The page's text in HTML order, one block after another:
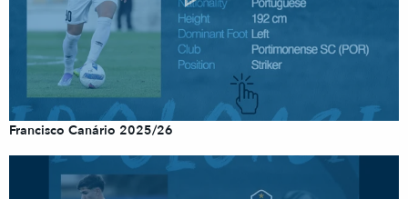
Francisco Canário 2025/26